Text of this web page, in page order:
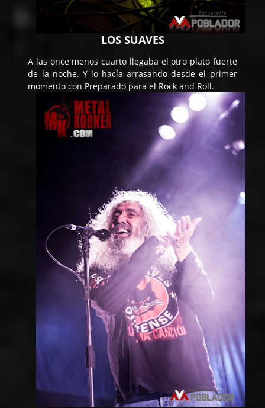
LOS SUAVES
A las once menos cuarto llegaba el otro plato fuerte
de la noche. Y lo hacía arrasando desde el primer
momento con Preparado para el Rock and Roll.